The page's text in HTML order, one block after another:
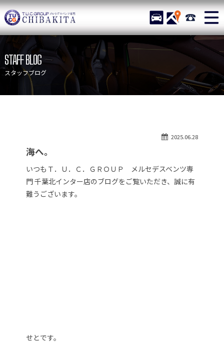
TUCグループ メルセデスベ
STOCK ACCESS 043-
ニュース
在庫リスト
目玉車両一覧
店舗紹介
保証＆サービス
アクセスマップ
自動車保険
納車blog
スタッフblog
会社概要
STAFF BLOG
スタッフブログ
2025.06.28
海へ。
いつもＴ．Ｕ．Ｃ．ＧＲＯＵＰ メルセデスベンツ専
門 千葉北インター店のブログをご覧いただき、誠に有
難うございます。
せとです。